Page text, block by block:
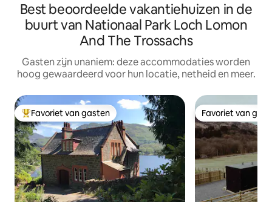
Best beoordeelde vakantiehuizen in de
buurt van Nationaal Park Loch Lomon
And The Trossachs
Gasten zijn unaniem: deze accommodaties worden
hoog gewaardeerd voor hun locatie, netheid en meer.
Topfavoriet van gasten
Favoriet van gasten Favoriet van
Favoriet van